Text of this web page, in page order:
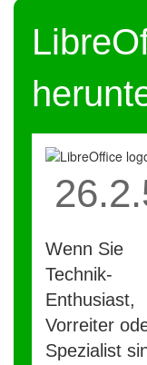
Wenn Sie
Technik-
Enthusiast,
Vorreiter
Spezialist